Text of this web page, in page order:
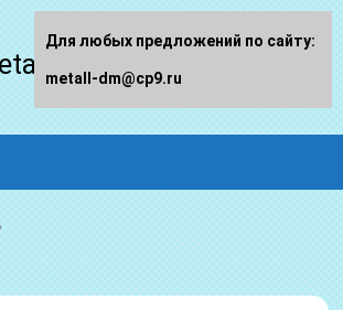
dm.ru
Для любых предложений по сайту:
metall-dm@cp9.ru